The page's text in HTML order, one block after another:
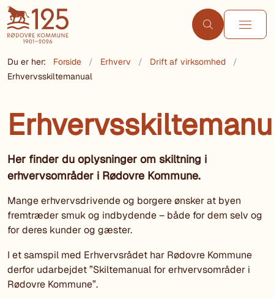
Du er her: Forside Erhverv
Drift af virksomhed
Erhvervsskiltemanual
Her finder du oplysninger om skiltning i
erhvervsområder i Rødovre Kommune.
Mange erhvervsdrivende og borgere ønsker at byen
fremtræder smuk og indbydende – både for dem selv og
for deres kunder og gæster.
I et samspil med Erhvervsrådet har Rødovre Kommune
derfor udarbejdet ”Skiltemanual for erhvervsområder i
Rødovre Kommune”.